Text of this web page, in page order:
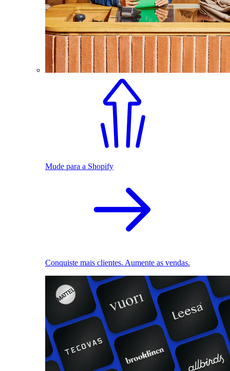
Mude para a Shopify
Conquiste mais clientes. Aumente as vendas.